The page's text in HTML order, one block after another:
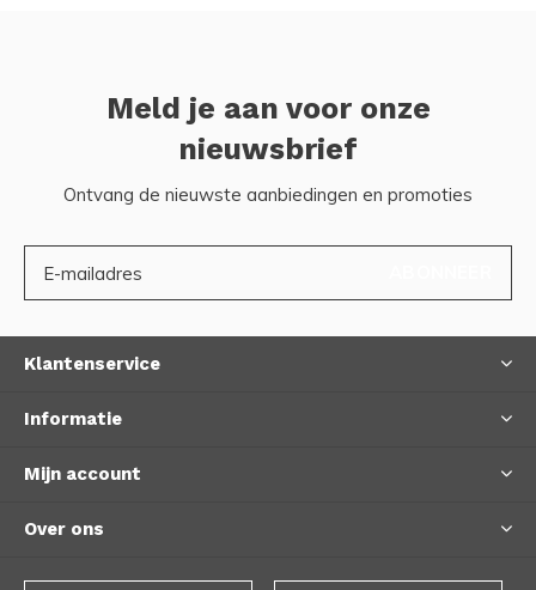
Meld je aan voor onze
nieuwsbrief
Ontvang de nieuwste aanbiedingen en promoties
Klantenservice
Informatie
Mijn account
Over ons